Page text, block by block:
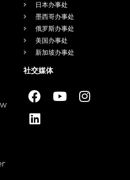
日本办事处
墨西哥办事处
俄罗斯办事处
美国办事处
新加坡办事处
社交媒体